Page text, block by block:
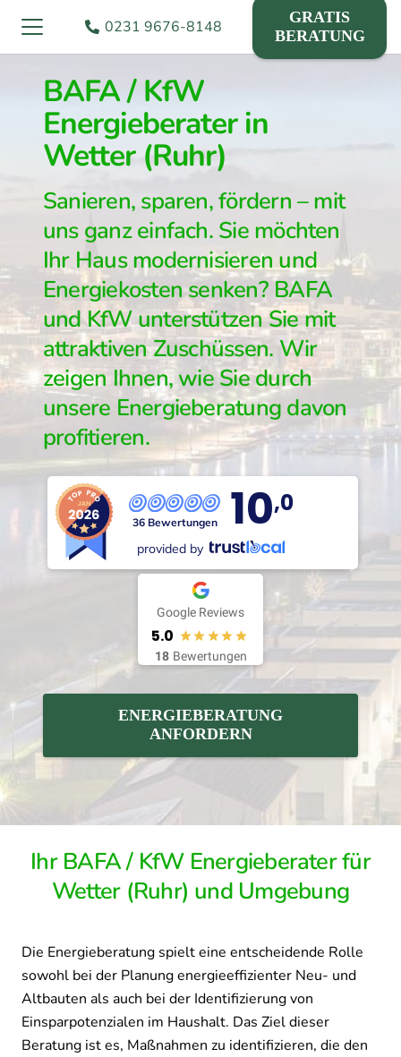
0231 9676-8148
GRATIS
BERATUNG
BAFA / KfW
Energieberater in
Wetter (Ruhr)
Sanieren, sparen, fördern – mit
uns ganz einfach. Sie möchten
Ihr Haus modernisieren und
Energiekosten senken? BAFA
und KfW unterstützen Sie mit
attraktiven Zuschüssen. Wir
zeigen Ihnen, wie Sie durch
unsere Energieberatung davon
profitieren.
36 Bewertungen 10,0
provided by
Google Reviews
5.0
18 Bewertungen
ENERGIEBERATUNG
ANFORDERN
Ihr BAFA / KfW Energieberater für
Wetter (Ruhr) und Umgebung
Die Energieberatung spielt eine entscheidende Rolle
sowohl bei der Planung energieeffizienter Neu- und
Altbauten als auch bei der Identifizierung von
Einsparpotenzialen im Haushalt. Das Ziel dieser
Beratung ist es, Maßnahmen zu identifizieren, die den